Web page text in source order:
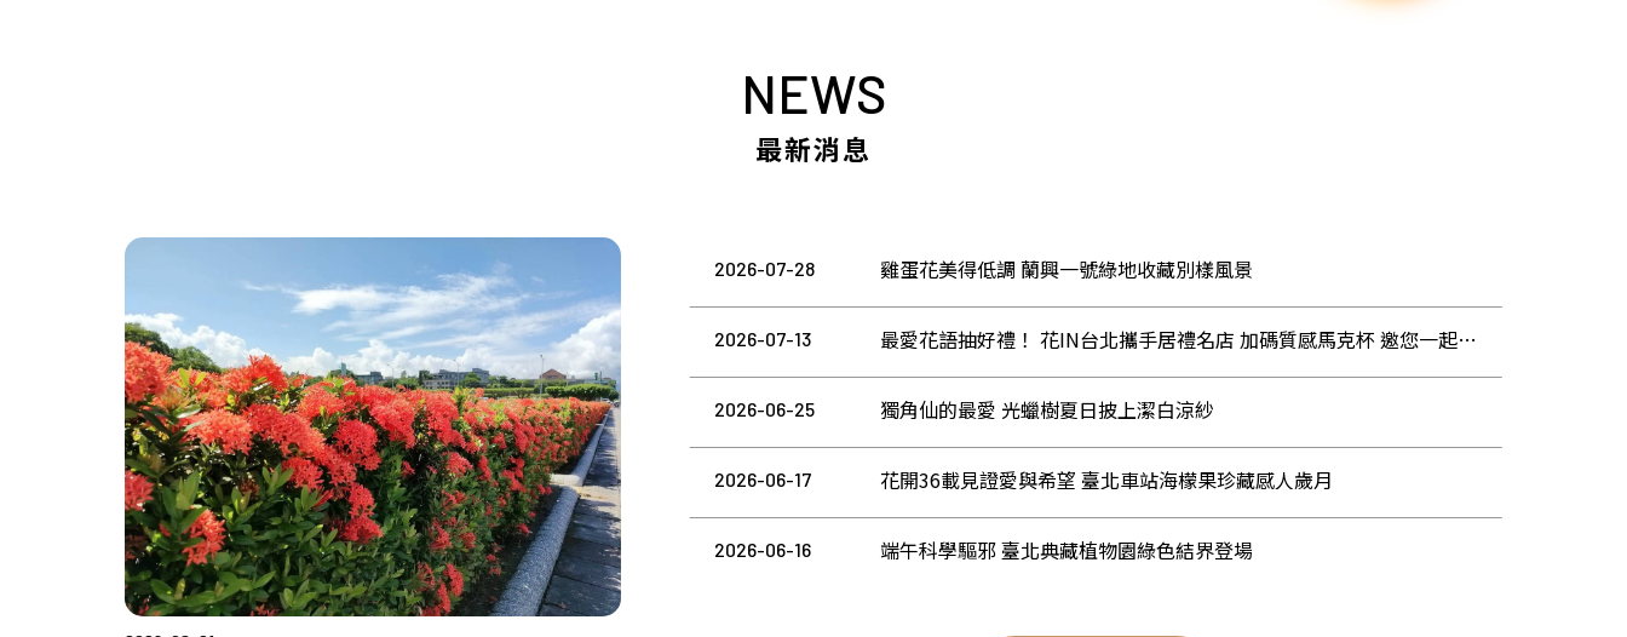
NEWS
最新消息
2026-07-28 雞蛋花美得低調 蘭興一號綠地收藏別樣風景
2026-07-13 最愛花語抽好禮！ 花IN台北攜手居禮名店 加碼質感馬克杯 邀您一起分享花的故事
2026-06-25 獨角仙的最愛 光蠟樹夏日披上潔白涼紗
2026-06-17 花開36載見證愛與希望 臺北車站海檬果珍藏感人歲月
2026-06-16 端午科學驅邪 臺北典藏植物園綠色結界登場